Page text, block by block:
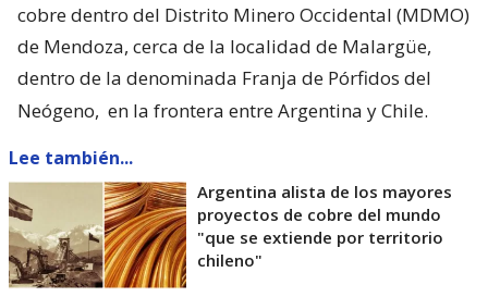
cobre dentro del Distrito Minero Occidental (MDMO)
de Mendoza, cerca de la localidad de Malargüe,
dentro de la denominada Franja de Pórfidos del
Neógeno, en la frontera entre Argentina y Chile.
Lee también...
Argentina alista de los mayores
proyectos de cobre del mundo
"que se extiende por territorio
chileno"